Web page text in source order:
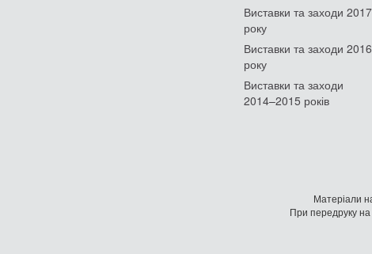
Виставки та заходи 2017
року
Виставки та заходи 2016
року
Виставки та заходи
2014–2015 років
Матеріали
При передруку на